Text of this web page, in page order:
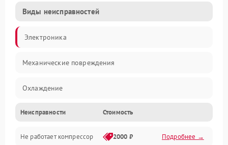
Виды неисправностей
Электроника
Механические повреждения
Охлаждение
Механика
Электропитание
Неисправности Стоимость
Не работает компрессор 2000 ₽ Подробнее →